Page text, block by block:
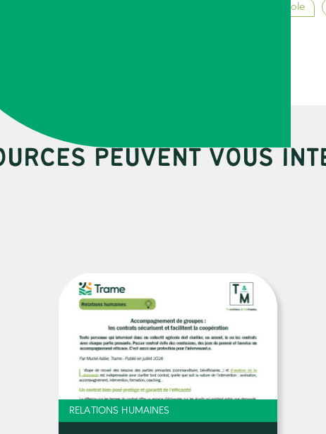
Vie de l’entreprise agricole
PEUVENT VOUS
RELATIONS HUMAINES